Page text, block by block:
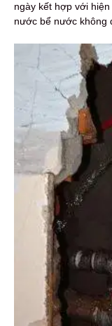
ngày kết hợp với
nước bể nước không